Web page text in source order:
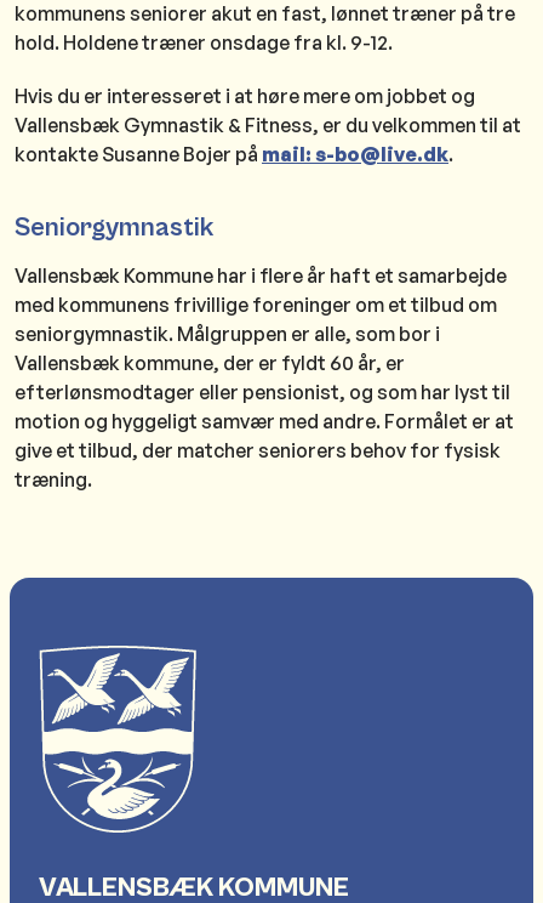
kommunens seniorer akut en fast, lønnet træner på tre
hold. Holdene træner onsdage fra kl. 9-12.
Hvis du er interesseret i at høre mere om jobbet og
Vallensbæk Gymnastik & Fitness, er du velkommen til at
kontakte Susanne Bojer på mail: s-bo@live.dk.
Seniorgymnastik
Vallensbæk Kommune har i flere år haft et samarbejde
med kommunens frivillige foreninger om et tilbud om
seniorgymnastik. Målgruppen er alle, som bor i
Vallensbæk kommune, der er fyldt 60 år, er
efterlønsmodtager eller pensionist, og som har lyst til
motion og hyggeligt samvær med andre. Formålet er at
give et tilbud, der matcher seniorers behov for fysisk
træning.
VALLENSBÆK KOMMUNE